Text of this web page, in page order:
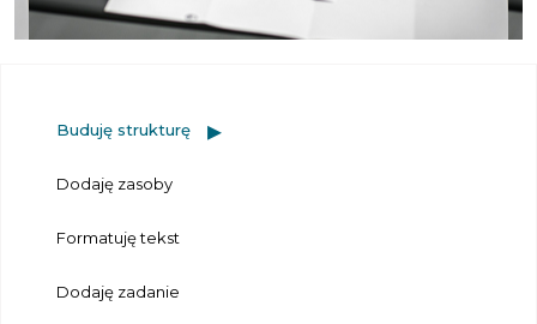
Buduję strukturę
Dodaję zasoby
Formatuję tekst
Dodaję zadanie